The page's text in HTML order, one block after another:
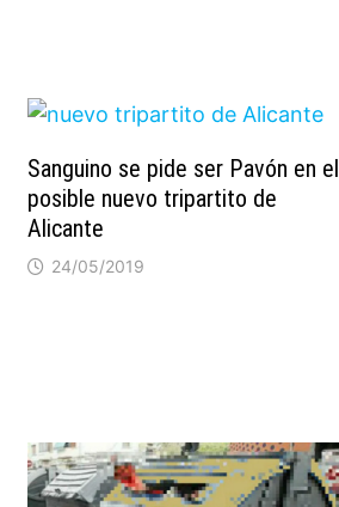
Sanguino se pide ser Pavón en el
posible nuevo tripartito de
Alicante
24/05/2019